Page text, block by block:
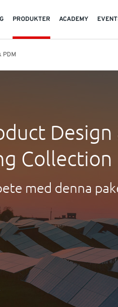
PRODUKTER ACADEMY
PDM
Design
Collection
med denna